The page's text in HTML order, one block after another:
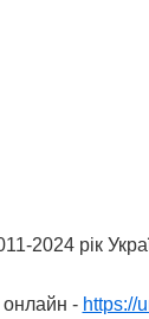
2024 рік
- https://